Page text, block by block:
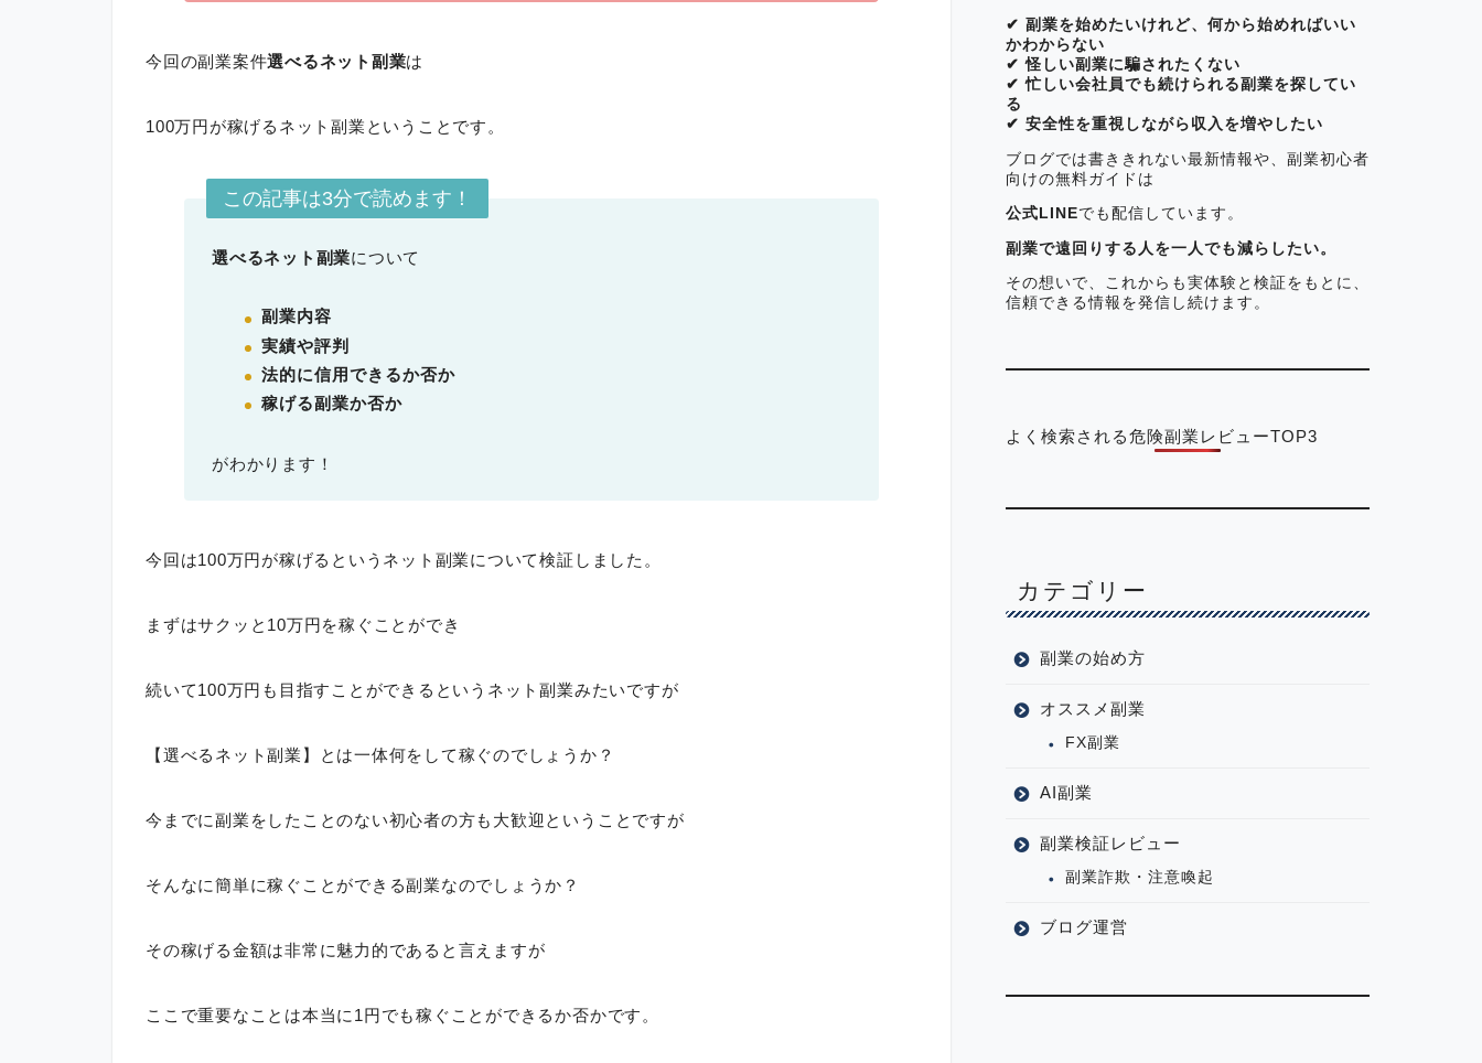
今回の副業案件選べるネット副業は
100万円が稼げるネット副業ということです。
この記事は3分で読めます！
選べるネット副業について
副業内容
実績や評判
法的に信用できるか否か
稼げる副業か否か
がわかります！
今回は100万円が稼げるというネット副業について検証しました。
まずはサクッと10万円を稼ぐことができ
続いて100万円も目指すことができるというネット副業みたいですが
【選べるネット副業】とは一体何をして稼ぐのでしょうか？
今までに副業をしたことのない初心者の方も大歓迎ということですが
そんなに簡単に稼ぐことができる副業なのでしょうか？
その稼げる金額は非常に魅力的であると言えますが
ここで重要なことは本当に1円でも稼ぐことができるか否かです。
✔ 副業を始めたいけれど、何から始めればいい
かわからない
✔ 怪しい副業に騙されたくない
✔ 忙しい会社員でも続けられる副業を探してい
る
✔ 安全性を重視しながら収入を増やしたい
ブログでは書ききれない最新情報や、副業初心者
向けの無料ガイドは
公式LINEでも配信しています。
副業で遠回りする人を一人でも減らしたい。
その想いで、これからも実体験と検証をもとに、
信頼できる情報を発信し続けます。
よく検索される危険副業レビューTOP3
カテゴリー
副業の始め方
オススメ副業
FX副業
AI副業
副業検証レビュー
副業詐欺・注意喚起
ブログ運営